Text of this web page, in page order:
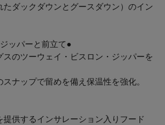
たダックダウンとグースダウン）のイン
ッパーと前立て●
のツーウェイ・ビスロン・ジッパーを
ナップで留めを備え保温性を強化。
供するインサレーション入りフード